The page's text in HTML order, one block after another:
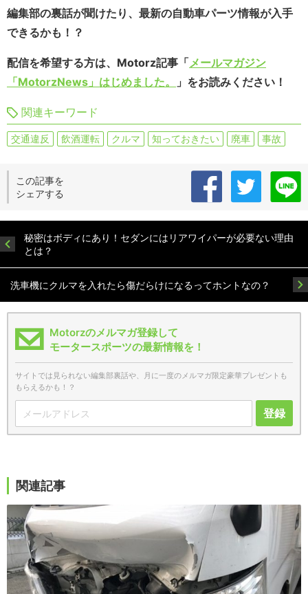
編集部の裏話が聞けたり、最新の自動車パーツ情報が入手
できるかも！？
配信を希望する方は、Motorz記事「 メールマガジン
「MotorzNews」はじめました。
」をお読みください！
関連キーワード
交通違反 飲酒運転 クルマ 知っておきたい 廃車 事故
この記事を
シェアする
秘密はボディにあり！セダンにはリアワイパーが必要ない理由
とは？
洗車機にクルマを入れたら傷だらけになるってホントなの？
Motorzのメルマガ登録して
モータースポーツの最新情報を！
サイトでは見られない編集部裏話や、月に一度のメルマガ限定豪華プレゼントも
もらえるかも！？
登録
関連記事